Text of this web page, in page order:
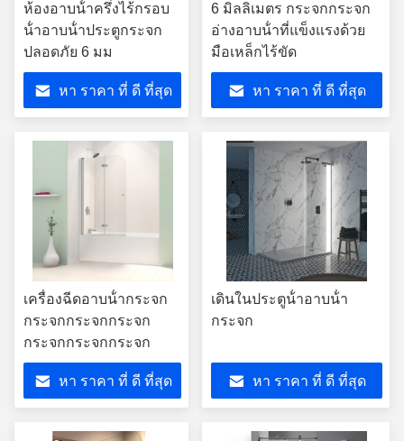
ห้องอาบน้ําครึ่งไร้กรอบ
น้ําอาบน้ําประตูกระจก
ปลอดภัย 6 มม
หา ราคา ที่ ดี ที่สุด
6 มิลลิเมตร กระจกกระจก
อ่างอาบน้ําที่แข็งแรงด้วย
มือเหล็กไร้ขัด
หา ราคา ที่ ดี ที่สุด
เครื่องฉีดอาบน้ํากระจก
กระจกกระจกกระจก
กระจกกระจกกระจก
หา ราคา ที่ ดี ที่สุด
เดินในประตูน้ําอาบน้ํา
กระจก
หา ราคา ที่ ดี ที่สุด